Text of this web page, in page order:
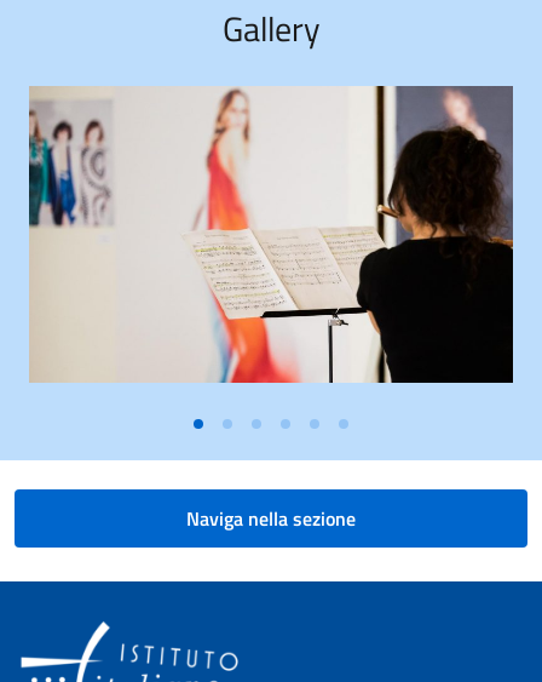
Gallery
Naviga nella sezione